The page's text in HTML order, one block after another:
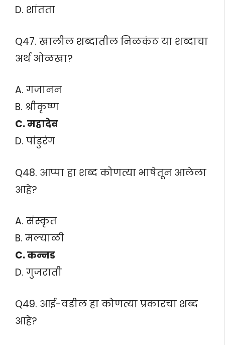
D. शांतता
Q47. खालील शब्दातील निळकंठ या शब्दाचा
अर्थ ओळखा?
A. गजानन
B. श्रीकृष्ण
C. महादेव
D. पांडुरंग
Q48. आप्पा हा शब्द कोणत्या भाषेतून आलेला
आहे?
A. संस्कृत
B. मल्याळी
C. कन्नड
D. गुजराती
Q49. आई-वडील हा कोणत्या प्रकारचा शब्द
आहे?